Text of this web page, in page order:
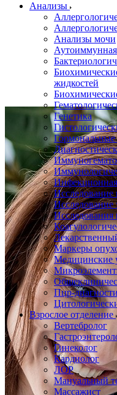
Анализы
Анализы мочи
жидкостей
Генетика
Гормональные
Исследование
Исследование
Исследования
Маркеры
Медицинские
Пцр-
Взрослое отделение
Вертебролог
Гинеколог
Кардиолог
ЛОР
Мануальный
Массажист